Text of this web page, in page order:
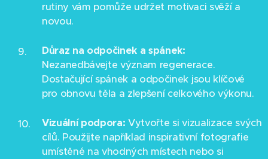
rutiny vám pomůže udržet motivaci svěží a
novou.
Důraz na odpočinek a spánek:
Nezanedbávejte význam regenerace.
Dostačující spánek a odpočinek jsou klíčové
pro obnovu těla a zlepšení celkového výkonu.
Vizuální podpora: Vytvořte si vizualizace svých
cílů. Použijte například inspirativní fotografie
umístěné na vhodných místech nebo si